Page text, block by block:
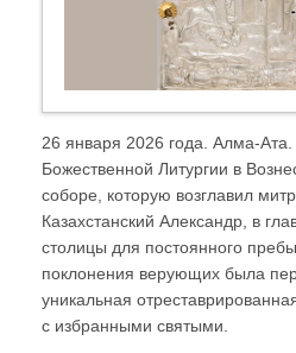
26 января 2026 года. Алма-
Божественной Литургии в
соборе, которую возглавил
Казахстанский Александр, в
столицы для постоянного
поклонения верующих была
уникальная
с избранными святыми.